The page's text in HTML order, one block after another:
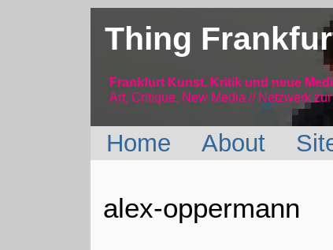
Thing
Frankfurt Kunst, Kritik und neue
Art, Critique, New Media // Netzwerk
Home About
alex-oppermann